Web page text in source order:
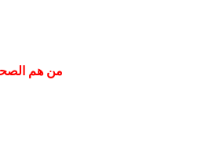
من هم